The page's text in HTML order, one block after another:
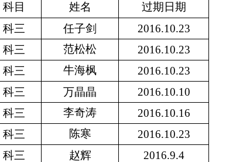
科目
姓名
过期日期
科三
任子剑
2016.10.23
科三
范松松
2016.10.23
科三
牛海枫
2016.10.23
科三
万晶晶
2016.10.10
科三
李奇涛
2016.10.16
科三
陈寒
2016.10.23
科三
赵辉
2016.9.4